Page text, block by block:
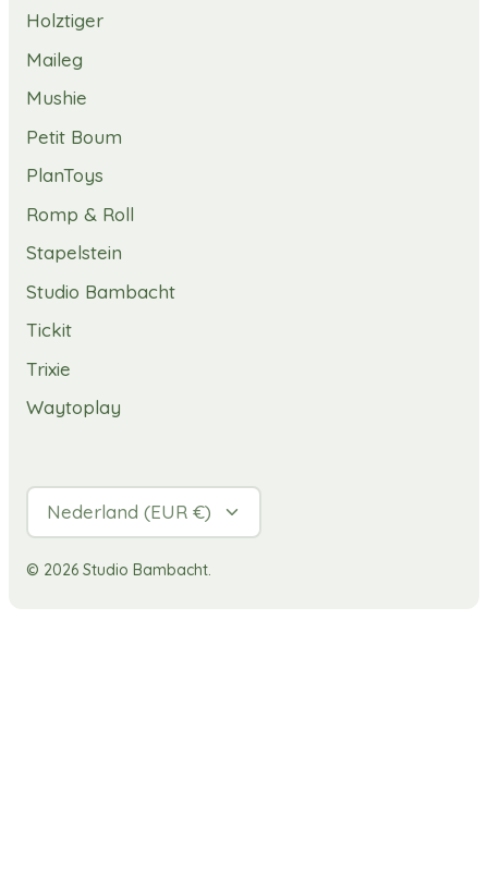
Holztiger
Maileg
Mushie
Petit Boum
PlanToys
Romp & Roll
Stapelstein
Studio Bambacht
Tickit
Trixie
Waytoplay
Valuta
Nederland (EUR €)
© 2026 Studio Bambacht.